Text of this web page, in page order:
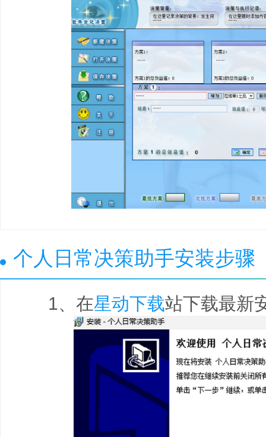
个人日常决策助手安装步骤
1、在星动下载站下载最新